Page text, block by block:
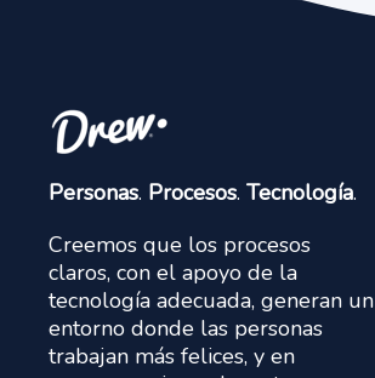
Personas. Procesos. Tecnología.
Creemos que los procesos
claros, con el apoyo de la
tecnología adecuada, generan un
entorno donde las personas
trabajan más felices, y en